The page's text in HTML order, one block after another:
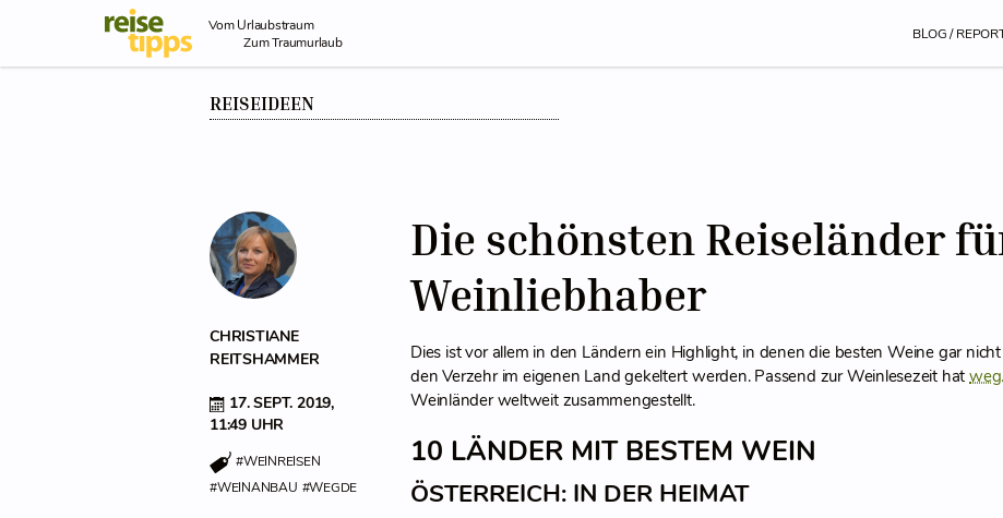
Skip to Content
Vom Urlaubstraum
Zum Traumurlaub
BLOG /
REISEIDEEN
CHRISTIANE
REITSHAMMER
17. SEPT. 2019,
11:49 UHR
#WEINREISEN
#WEINANBAU #WEGDE
Die schönsten Reiseländer
Weinliebhaber
Dies ist vor allem in den Ländern ein Highlight, in denen die besten Weine gar
den Verzehr im eigenen Land gekeltert werden. Passend zur Weinlesezeit hat
Weinländer weltweit zusammengestellt.
10 LÄNDER MIT BESTEM WEIN
ÖSTERREICH: IN DER HEIMAT